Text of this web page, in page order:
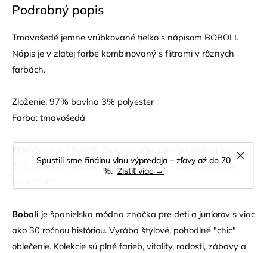
Spustili sme finálnu vlnu výpredaja – zľavy až do 70
%. Zistiť viac →
Podrobný popis
Tmavošedé jemne vrúbkované tielko s nápisom BOBOLI.
Nápis je v zlatej farbe kombinovaný s flitrami v rôznych
farbách.
Zloženie: 97% bavlna 3% polyester
Farba: tmavošedá
POKYNY NA PRANIE: Prať v práčke pri maximálnej teplote
30°C, nebieliť, nesušiť v sušičke, žehliť pri strednej teplote
max 150°C.
Boboli je španielska módna značka pre deti a juniorov s viac
ako 30 ročnou históriou. Vyrába štýlové, pohodlné "chic"
oblečenie. Kolekcie sú plné farieb, vitality, radosti, zábavy a